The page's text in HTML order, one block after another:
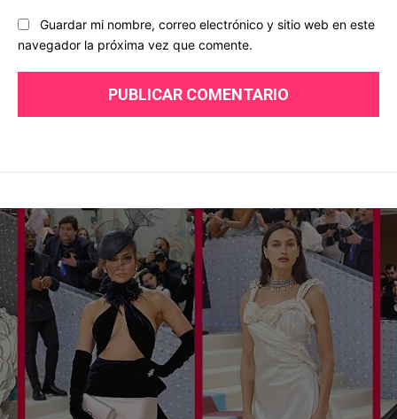
Guardar mi nombre, correo electrónico y sitio web en este
navegador la próxima vez que comente.